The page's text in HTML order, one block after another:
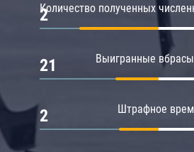
Количество полученных
2
Выигранные
21
Штрафное
2